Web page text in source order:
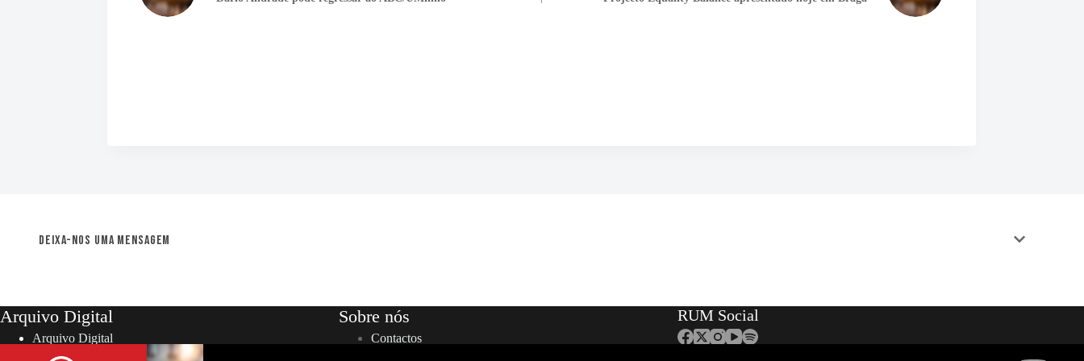
Deixa-nos uma mensagem
Arquivo Digital
Arquivo Digital
Sobre nós
Contactos
RUM Social